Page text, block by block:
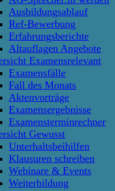
Ausbildungsablauf
Ref-Bewerbung
Erfahrungsberichte
Altauflagen Angebote
Examensrelevant
Examensfälle
Fall des Monats
Aktenvorträge
Examensergebnisse
Examensterminrechner
Gewusst
Unterhaltsbeihilfen
Klausuren schreiben
Webinare & Events
Weiterbildung